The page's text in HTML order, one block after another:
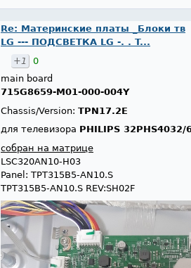
Re: Материнские платы _Блоки тв
LG --- ПОДСВЕТКА LG -. . T...
+1
0
main board
715G8659-M01-000-004Y
Chassis/Version: TPN17.2E
для телевизора PHILIPS 32PHS4032/
собран на матрице
LSC320AN10-H03
Panel: TPT315B5-AN10.S
TPT315B5-AN10.S REV:SH02F